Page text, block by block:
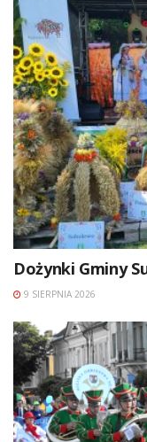
Dożynki Gminy
9 SIERPNIA 2026